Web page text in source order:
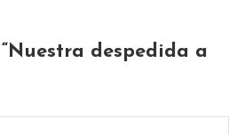
Nuestra despedida a